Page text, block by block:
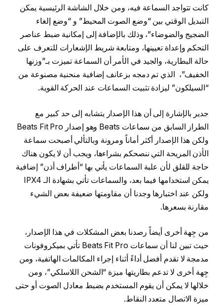
كانت تتواجد السماعة فيه، ومن خلال الشاشة الرئيسية يمكن
التبديل الوقتي بين “وضع الصوت المحيط” و “وضع إلغاء
الضجيج والضوضاء”، وذلك بالإضافة إلى إمكانية ضبط عناصر
التحكم وإعداة تعيينها، ومتابعة شريط الإشعارات للتعرف على
حالة البطارية، والجيد في الأمر أن السماعة تميزت بـ”وزنها
الخفيف”، الذي تم دمجه بزعانف إضافية منحنية مصنوعة من
“السيلكون” ليزادة تثبيت السماعات عند الحركة القوية.
جدير بالإشارة إلى أن هذا الإصدار يتشابه إلى حد كبير مع
الطراز السابق من سماعات Beats وهو إصدار Beats Fit Pro
ولكن هذا الإصدار أكثر أماناً ومرونة وبالتألي أصبحت سماعة
الأذن المريحة التي ننصحكم بشراءها، ويجب أن لا يكون هناك
حاجة للقلق لأن علبة السماعات يأتي بها “أطراف أذن” إضافية
يمكن استخدامها فيما بعد، والسماعات تأتي بشهادة الـ IPX4
ولكن عند اختبارها وجدنا أن مقاومتها ضعيفة بعض الشيء
مقارنة بسعرها.
من جِهة أخرى أيضاً رصدنا بعض المشكلات في هذا الإصدار،
حيث تبين لنا أن سماعات Beats Fit Pro تأتي بميكروفونات
مدمجة لا تقدم أفضل أداءً أثناء إجراء المكالمات الهاتفية، ومن
جِهة أخرى لا تدعم بطاريتها ميزة “الشحن اللاسلكي”، ومن
خلالها لا يمكن أن يقوم المستخدم بضبط معادل الصوت أو حتى
ميزة الاتصال متعدد النقاط.